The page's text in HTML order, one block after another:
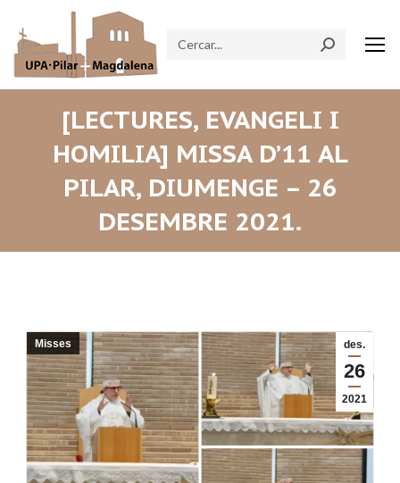
Search:
[LECTURES, EVANGELI I
HOMILIA] MISSA D’11 AL
PILAR, DIUMENGE – 26
DESEMBRE 2021.
des.
26
2021
Misses